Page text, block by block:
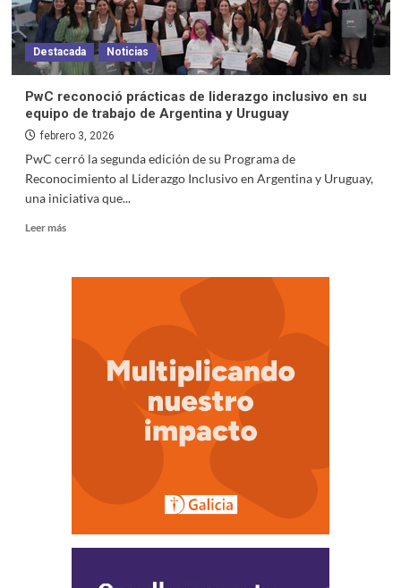
Destacada Noticias
PwC reconoció prácticas de liderazgo inclusivo en su
equipo de trabajo de Argentina y Uruguay
febrero 3, 2026
PwC cerró la segunda edición de su Programa de
Reconocimiento al Liderazgo Inclusivo en Argentina y Uruguay,
una iniciativa que...
Leer más